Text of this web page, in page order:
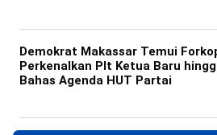
Demokrat Makassar Temui
Perkenalkan Plt Ketua Baru
Bahas Agenda HUT Partai